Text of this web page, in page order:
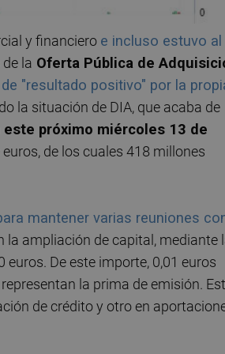
y financiero e incluso estuvo al
de la Oferta Pública de
"resultado positivo" por la
la situación de DIA, que acaba de
próximo miércoles 13 de
de los cuales 418 millones
mantener varias reuniones
la ampliación de capital, mediante
De este importe, 0,01 euros
la prima de emisión.
de crédito y otro en